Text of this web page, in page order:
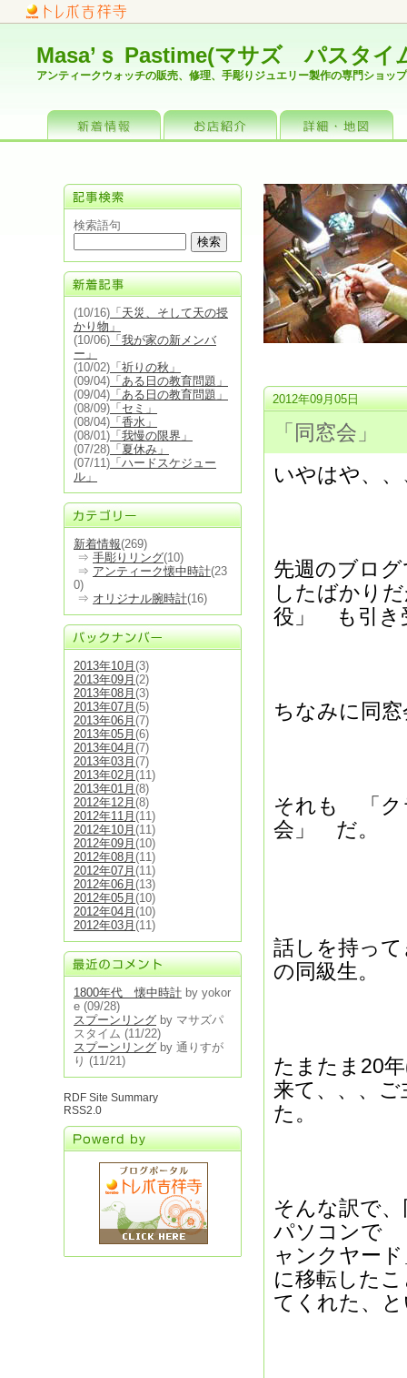
Masa’ｓ Pastime(マサズ パスタイ
アンティークウォッチの販売、修理、手彫りジュエリー製作の専門ショッ
お店情報 詳細・地図
検索語句
(10/16) 「天災、そして天の授
かり物」
(10/06) 「我が家の新メンバ
ー」
(10/02) 「祈りの秋」
(09/04) 「ある日の教育問題」
(09/04) 「ある日の教育問題」
(08/09) 「セミ」
(08/04) 「香水」
(08/01) 「我慢の限界」
(07/28) 「夏休み」
(07/11) 「ハードスケジュー
ル」
新着情報(269)
⇒ 手彫りリング(10)
⇒ アンティーク懐中時計(23
0)
⇒ オリジナル腕時計(16)
2013年10月 (3)
2013年09月 (2)
2013年08月 (3)
2013年07月 (5)
2013年06月 (7)
2013年05月 (6)
2013年04月 (7)
2013年03月 (7)
2013年02月 (11)
2013年01月 (8)
2012年12月 (8)
2012年11月 (11)
2012年10月 (11)
2012年09月 (10)
2012年08月 (11)
2012年07月 (11)
2012年06月 (13)
2012年05月 (10)
2012年04月 (10)
2012年03月 (11)
1800年代 懐中時計 by yokor
e (09/28)
スプーンリング by マサズパ
スタイム (11/22)
スプーンリング by 通りすが
り (11/21)
RDF Site Summary
RSS2.0
2012年09月05日
「同窓会」
いやはや、
先週のブロ
したばかり
役」 も引き
ちなみに同
それも 「ク
会」 だ。
話しを持っ
の同級生。
たまたま20
来て、、、
た。
そんな訳で
パソコンで
ャンクヤー
に移転した
てくれた、